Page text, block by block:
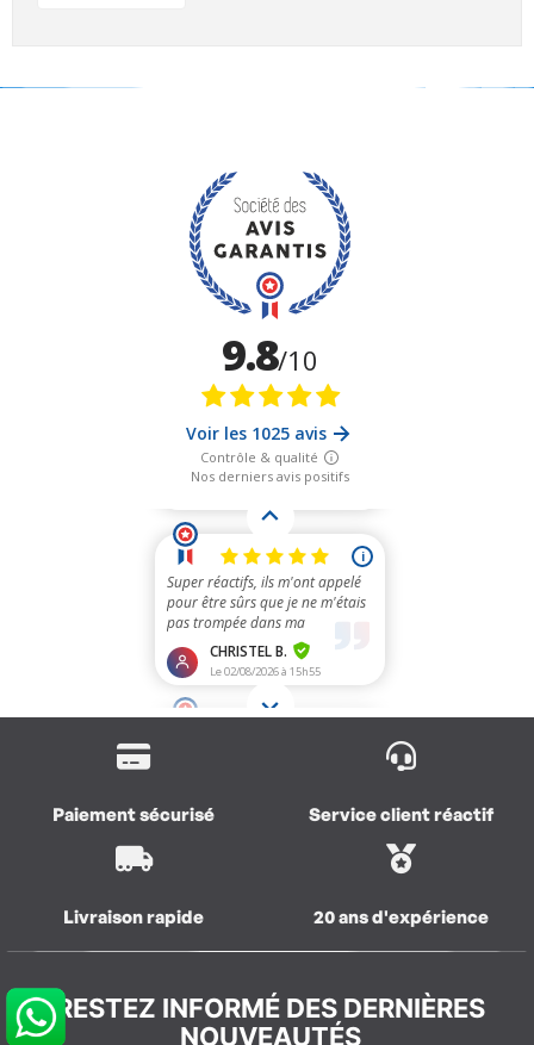
Paiement sécurisé Service client réactif
Livraison rapide 20 ans d'expérience
RESTEZ INFORMÉ DES DERNIÈRES
NOUVEAUTÉS